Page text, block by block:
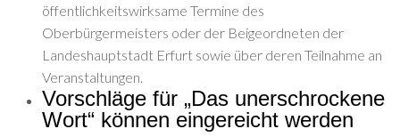
öffentlichkeitswirksame Termine des
Oberbürgermeisters oder der Beigeordneten der
Landeshauptstadt Erfurt sowie über deren Teilnahme an
Veranstaltungen.
Vorschläge für „Das unerschrockene
Wort“ können eingereicht werden